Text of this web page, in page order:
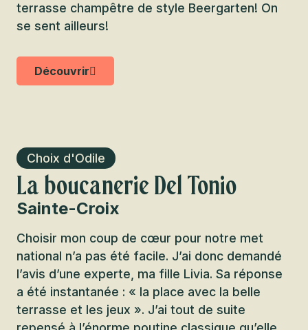
terrasse champêtre de style Beergarten! On
se sent ailleurs!
Découvrir
Choix d'Odile
La boucanerie Del Tonio
Sainte-Croix
Choisir mon coup de cœur pour notre met
national n’a pas été facile. J’ai donc demandé
l’avis d’une experte, ma fille Livia. Sa réponse
a été instantanée : « la place avec la belle
terrasse et les jeux ». J’ai tout de suite